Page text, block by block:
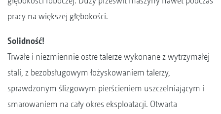
pracy na większej głębokości.
Solidność!
Trwałe i niezmiennie ostre talerze wykonane z wytrzymałej
stali, z bezobsługowym łożyskowaniem talerzy,
sprawdzonym ślizgowym pierścieniem uszczelniającym i
smarowaniem na cały okres eksploatacji. Otwarta